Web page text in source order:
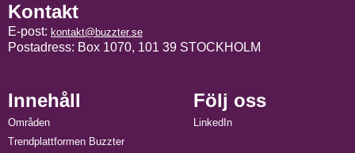
Kontakt
E-post: kontakt@buzzter.se
Postadress: Box 1070, 101 39 STOCKHOLM
Innehåll
Områden
Trendplattformen Buzzter
Följ oss
LinkedIn